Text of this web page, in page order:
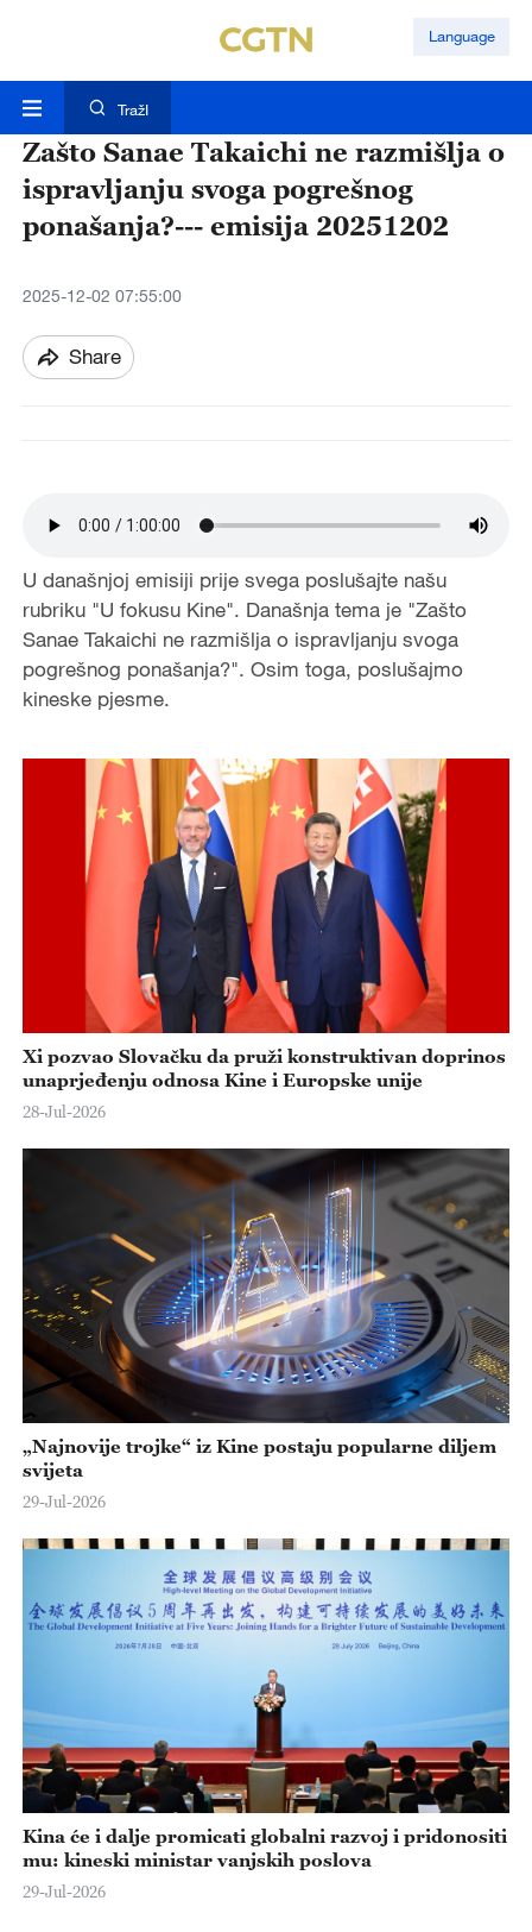
Language
TražI
Zašto Sanae Takaichi ne razmišlja o
ispravljanju svoga pogrešnog
ponašanja?--- emisija 20251202
2025-12-02 07:55:00
Share
U današnjoj emisiji prije svega poslušajte našu
rubriku "U fokusu Kine". Današnja tema je "Zašto
Sanae Takaichi ne razmišlja o ispravljanju svoga
pogrešnog ponašanja?". Osim toga, poslušajmo
kineske pjesme.
Xi pozvao Slovačku da pruži konstruktivan doprinos
unaprjeđenju odnosa Kine i Europske unije
28-Jul-2026
„Najnovije trojke“ iz Kine postaju popularne diljem
svijeta
29-Jul-2026
Kina će i dalje promicati globalni razvoj i pridonositi
mu: kineski ministar vanjskih poslova
29-Jul-2026